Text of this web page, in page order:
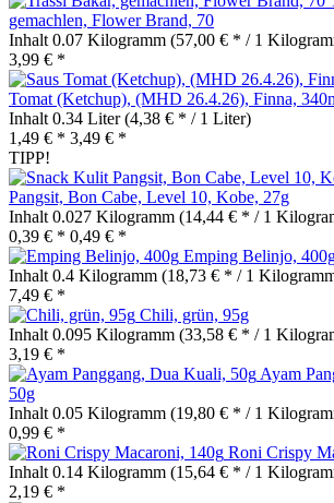
gemachlen, Flower Brand, 70
Inhalt 0.07 Kilogramm (57,00 € * / 1
3,99 € *
Tomat (Ketchup), (MHD 26.4.26), Finna,
Inhalt 0.34 Liter(4,38 € * / 1 Liter)
1,49 € * 3,49 € *
TIPP!
Pangsit, Bon Cabe, Level 10, Kobe, 27g
Inhalt 0.027 Kilogramm (14,44 € * / 1
0,39 € * 0,49 € *
Emping Belinjo,
Inhalt 0.4 Kilogramm (18,73 € * / 1
7,49 € *
Chili, grün, 95g
Inhalt 0.095 Kilogramm (33,58 € * / 1
3,19 € *
Ayam
50g
Inhalt 0.05 Kilogramm (19,80 € * / 1
0,99 € *
Roni Crispy
Inhalt 0.14 Kilogramm (15,64 € * / 1
2,19 € *